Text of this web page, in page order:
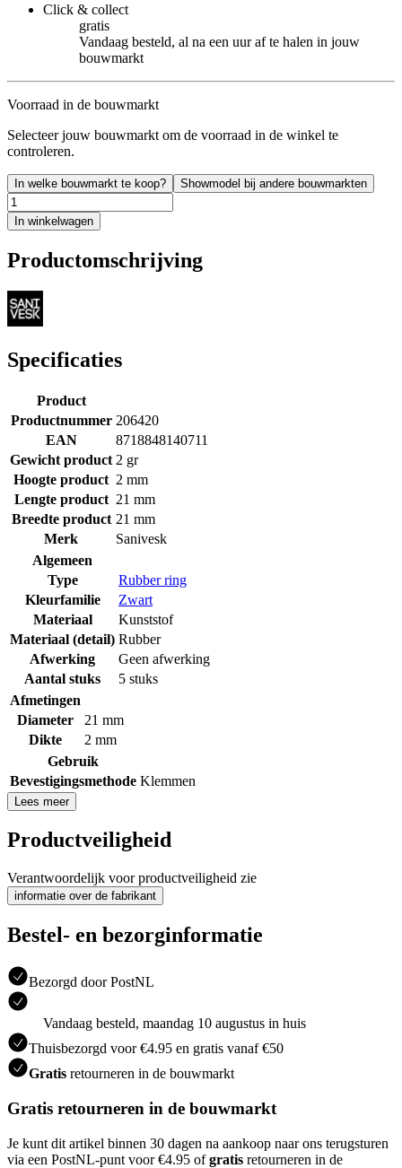
Click & collect
gratis
Vandaag besteld, al na een uur af te halen in jouw
bouwmarkt
Voorraad in de bouwmarkt
Selecteer jouw bouwmarkt om de voorraad in de winkel te
controleren.
In welke bouwmarkt te koop? Showmodel bij andere bouwmarkten
In winkelwagen
Productomschrijving
Specificaties
Product
Productnummer 206420
EAN
8718848140711
Gewicht product 2 gr
Hoogte product 2 mm
Lengte product 21 mm
Breedte product 21 mm
Merk
Sanivesk
Algemeen
Type
Rubber ring
Kleurfamilie
Zwart
Materiaal
Kunststof
Materiaal (detail) Rubber
Afwerking
Geen afwerking
Aantal stuks
5 stuks
Afmetingen
Diameter
21 mm
Dikte
2 mm
Gebruik
Bevestigingsmethode Klemmen
Lees meer
Productveiligheid
Verantwoordelijk voor productveiligheid zie
informatie over de fabrikant
Bestel- en bezorginformatie
Bezorgd door PostNL
Vandaag besteld, maandag 10 augustus in huis
Thuisbezorgd voor €4.95 en gratis vanaf €50
Gratis retourneren in de bouwmarkt
Gratis retourneren in de bouwmarkt
Je kunt dit artikel binnen 30 dagen na aankoop naar ons terugsturen
via een PostNL-punt voor €4.95 ofgratis retourneren in de